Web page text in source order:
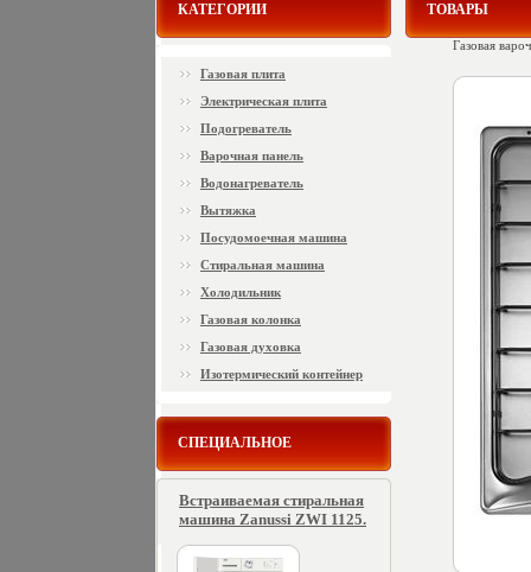
КАТЕГОРИИ
Газовая плита
Электрическая плита
Подогреватель
Варочная панель
Водонагреватель
Вытяжка
Посудомоечная машина
Стиральная машина
Холодильник
Газовая колонка
Газовая духовка
Изотермический контейнер
СПЕЦИАЛЬНОЕ
Встраиваемая стиральная
машина Zanussi ZWI 1125.
ТОВАРЫ
Газовая